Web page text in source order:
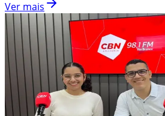
Ver mais